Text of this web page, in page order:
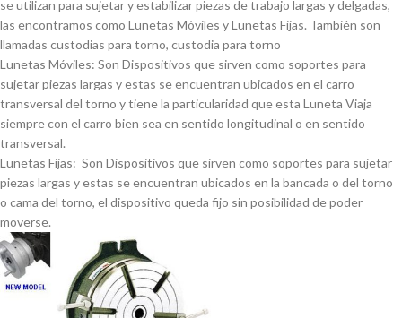
se utilizan para sujetar y estabilizar piezas de trabajo largas y delgadas,
las encontramos como Lunetas Móviles y Lunetas Fijas. También son
llamadas custodias para torno, custodia para torno
Lunetas Móviles: Son Dispositivos que sirven como soportes para
sujetar piezas largas y estas se encuentran ubicados en el carro
transversal del torno y tiene la particularidad que esta Luneta Viaja
siempre con el carro bien sea en sentido longitudinal o en sentido
transversal.
Lunetas Fijas: Son Dispositivos que sirven como soportes para sujetar
piezas largas y estas se encuentran ubicados en la bancada o del torno
o cama del torno, el dispositivo queda fijo sin posibilidad de poder
moverse.